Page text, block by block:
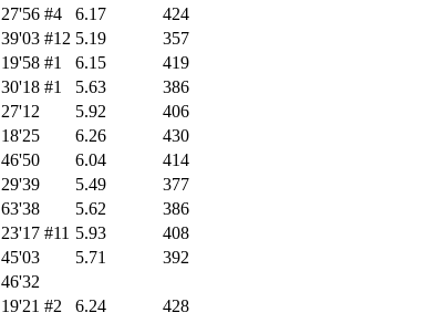
27'56 #4 6.17
424
39'03 #12 5.19
357
19'58 #1 6.15
419
30'18 #1 5.63
386
27'12 5.92
406
18'25 6.26
430
46'50 6.04
414
29'39 5.49
377
63'38 5.62
386
23'17 #11 5.93
408
45'03 5.71
392
46'32
19'21 #2 6.24 428